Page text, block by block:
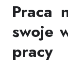
Praca
swoje
pracy